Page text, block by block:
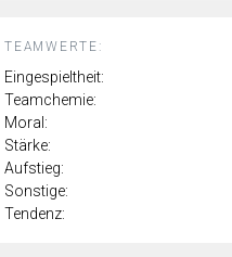
TEAMWERTE:
Eingespieltheit:
Teamchemie:
Moral:
Stärke:
Aufstieg:
Sonstige:
Tendenz: